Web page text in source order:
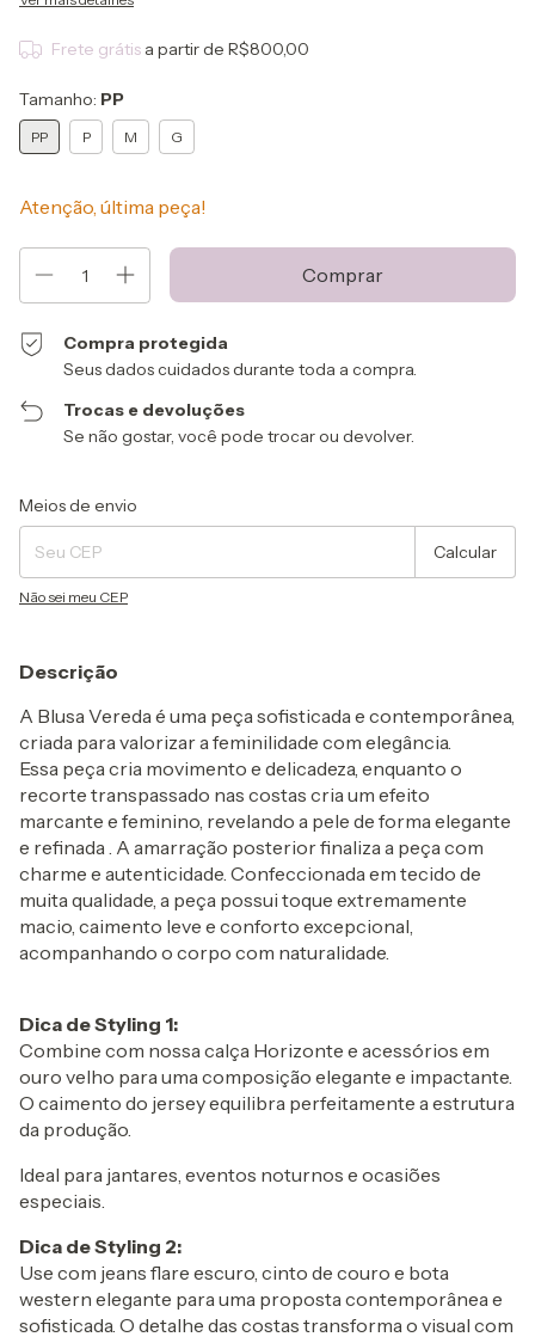
Frete grátis a partir de R$800,00
Tamanho: PP
PP P M G
Atenção, última peça!
Compra protegida
Seus dados cuidados durante toda a compra.
Trocas e devoluções
Se não gostar, você pode trocar ou devolver.
Entregas para o CEP:
Meios de envio
Calcular
Não sei meu CEP
Descrição
A Blusa Vereda é uma peça sofisticada e contemporânea,
criada para valorizar a feminilidade com elegância.
Essa peça cria movimento e delicadeza, enquanto o
recorte transpassado nas costas cria um efeito
marcante e feminino, revelando a pele de forma elegante
e refinada . A amarração posterior finaliza a peça com
charme e autenticidade. Confeccionada em tecido de
muita qualidade, a peça possui toque extremamente
macio, caimento leve e conforto excepcional,
acompanhando o corpo com naturalidade.
Dica de Styling 1:
Combine com nossa calça Horizonte e acessórios em
ouro velho para uma composição elegante e impactante.
O caimento do jersey equilibra perfeitamente a estrutura
da produção.
Ideal para jantares, eventos noturnos e ocasiões
especiais.
Dica de Styling 2:
Use com jeans flare escuro, cinto de couro e bota
western elegante para uma proposta contemporânea e
sofisticada. O detalhe das costas transforma o visual com